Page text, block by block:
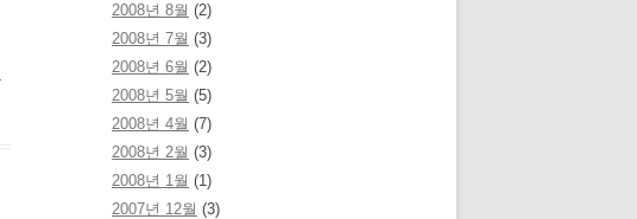
2008년 8월 (2)
2008년 7월 (3)
2008년 6월 (2)
2008년 5월 (5)
2008년 4월 (7)
2008년 2월 (3)
2008년 1월 (1)
2007년 12월 (3)